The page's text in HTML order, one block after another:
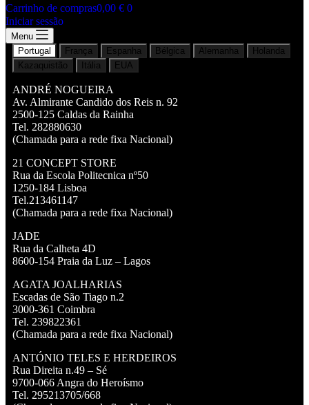
Carrinho de compras0,00 € 0
Iniciar sessão
Menu
Portugal
França Espanha Bélgica Alemanha
Holanda
Kazaquistão
Itália EUA
ANDRÉ NOGUEIRA
Av. Almirante Candido dos Reis n. 92
2500-125 Caldas da Rainha
Tel. 282880630
(Chamada para a rede fixa Nacional)
21 CONCEPT STORE
Rua da Escola Politecnica nº50
1250-184 Lisboa
Tel.213461147
(Chamada para a rede fixa Nacional)
JADE
Rua da Calheta 4D
8600-154 Praia da Luz – Lagos
AGATA JOALHARIAS
Escadas de São Tiago n.2
3000-361 Coimbra
Tel. 239822361
(Chamada para a rede fixa Nacional)
ANTÓNIO TELES E HERDEIROS
Rua Direita n.49 – Sé
9700-066 Angra do Heroísmo
Tel. 295213705/668